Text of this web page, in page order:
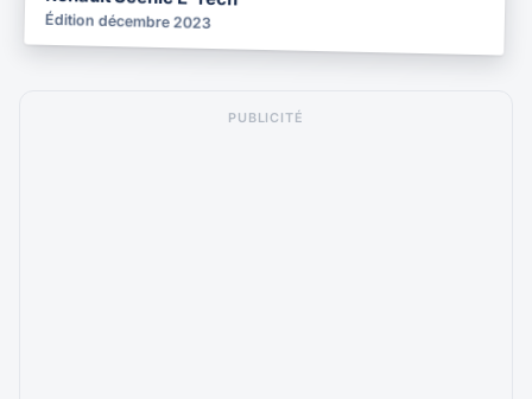
Édition décembre 2023
PUBLICITÉ